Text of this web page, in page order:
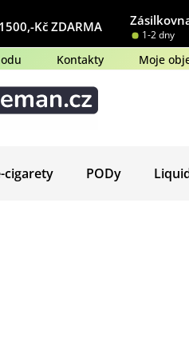
Kč ZDARMA
1-2 dny
Kontakty Moje
cigarety PODy